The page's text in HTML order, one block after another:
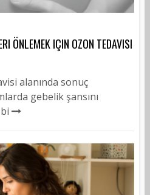
ÖNLEMEK IÇIN OZON TEDAVISI
alanında sonuç
gebelik şansını